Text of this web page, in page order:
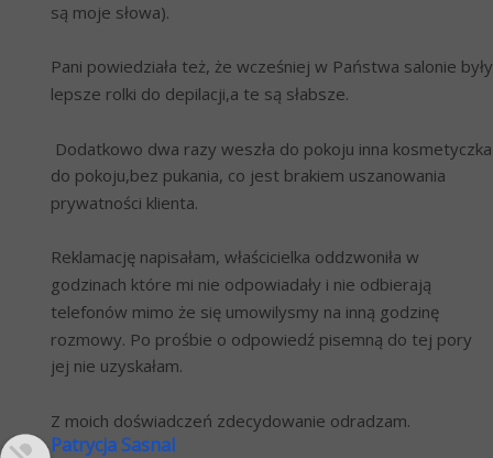
są moje słowa).
Pani powiedziała też, że wcześniej w Państwa salonie były
lepsze rolki do depilacji,a te są słabsze.
Dodatkowo dwa razy weszła do pokoju inna kosmetyczka
do pokoju,bez pukania, co jest brakiem uszanowania
prywatności klienta.
Reklamację napisałam, właścicielka oddzwoniła w
godzinach które mi nie odpowiadały i nie odbierają
telefonów mimo że się umowilysmy na inną godzinę
rozmowy. Po prośbie o odpowiedź pisemną do tej pory
jej nie uzyskałam.
Z moich doświadczeń zdecydowanie odradzam.
Patrycja Sasnal